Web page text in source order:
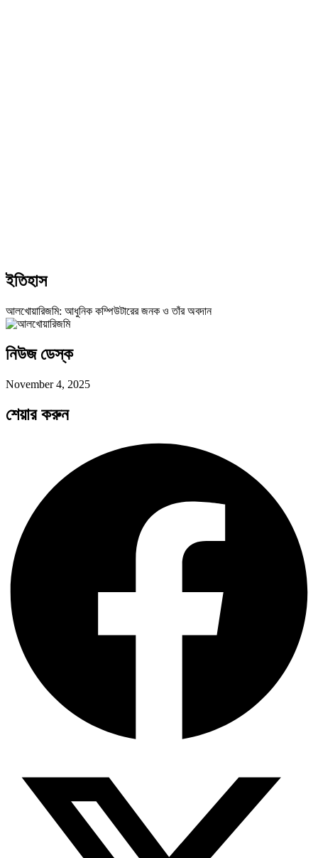
ইতিহাস
আলখোয়ারিজমি: আধুনিক কম্পিউটারের জনক ও তাঁর অবদান
নিউজ ডেস্ক
November 4, 2025
শেয়ার করুন